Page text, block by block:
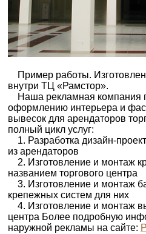
Пример работы.
внутри ТЦ «Рамстор».
Наша рекламная компания
оформлению интерьера и
вывесок для арендаторов
полный цикл услуг:
1. Разработка дизайн-
из арендаторов
2. Изготовление и монтаж
названием торгового центра
3. Изготовление и монтаж
крепежных систем для них
4. Изготовление и монтаж
центра Более подробную
наружной рекламы на сайте: